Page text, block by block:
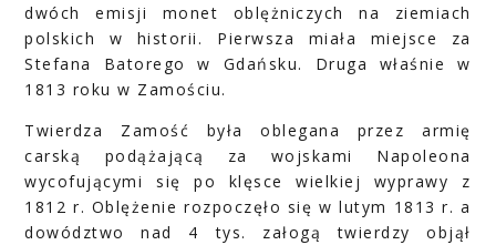
dwóch emisji monet oblężniczych na ziemiach
polskich w historii. Pierwsza miała miejsce za
Stefana Batorego w Gdańsku. Druga właśnie w
1813 roku w Zamościu.
Twierdza Zamość była oblegana przez armię
carską podążającą za wojskami Napoleona
wycofującymi się po klęsce wielkiej wyprawy z
1812 r. Oblężenie rozpoczęło się w lutym 1813 r. a
dowództwo nad 4 tys. załogą twierdzy objął